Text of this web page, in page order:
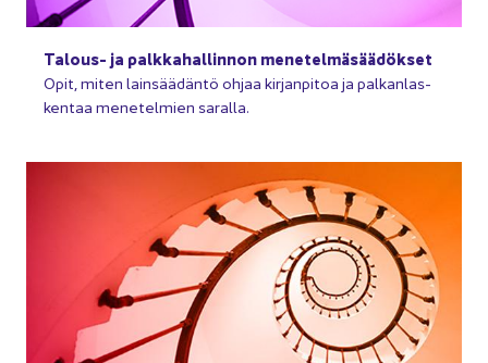
Talous-​ ja palk­ka­hal­lin­non me­ne­tel­mä­sää­dök­set
Opit, miten lain­sää­dän­tö ohjaa kir­jan­pi­toa ja pal­kan­las­
ken­taa me­ne­tel­mien sa­ral­la.